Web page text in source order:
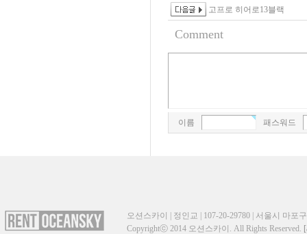
고프로 히어로13블랙
Comment
이름 패스워드
오션스카이 | 정인교 | 107-20-29780 | 서울시 마포
Copyrightⓒ 2014 오션스카이. All Rights Reserved.